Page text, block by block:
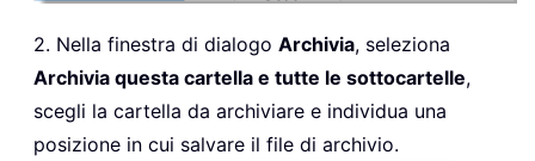
2. Nella finestra di dialogo Archivia, seleziona
Archivia questa cartella e tutte le sottocartelle,
scegli la cartella da archiviare e individua una
posizione in cui salvare il file di archivio.